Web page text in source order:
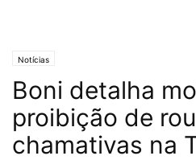
Notícias
Boni detalha
proibição de
chamativas na